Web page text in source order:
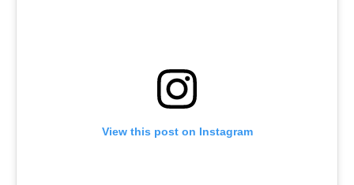
View this post on Instagram